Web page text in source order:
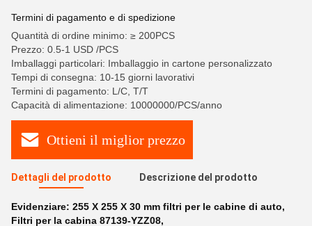
Termini di pagamento e di spedizione
Quantità di ordine minimo: ≥ 200PCS
Prezzo: 0.5-1 USD /PCS
Imballaggi particolari: Imballaggio in cartone personalizzato
Tempi di consegna: 10-15 giorni lavorativi
Termini di pagamento: L/C, T/T
Capacità di alimentazione: 10000000/PCS/anno
Ottieni il miglior prezzo
Dettagli del prodotto Descrizione del prodotto
Evidenziare: 255 X 255 X 30 mm filtri per le cabine di auto,
Filtri per la cabina 87139-YZZ08,